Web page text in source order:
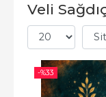
Veli
-%33